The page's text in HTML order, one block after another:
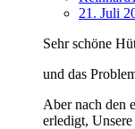
21. Juli
Sehr schöne
und das
Aber nach den
erledigt,